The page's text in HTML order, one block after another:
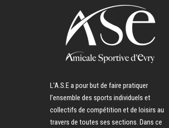
L’A.S.E a pour but de faire pratiquer
l’ensemble des sports individuels et
collectifs de compétition et de loisirs au
travers de toutes ses sections. Dans ce